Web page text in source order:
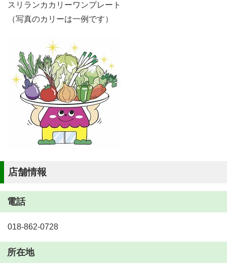
スリランカカリーワンプレート
（写真のカリーは一例です）
店舗情報
電話
018-862-0728
所在地